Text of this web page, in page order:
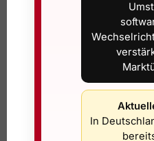
Viele Online-Rechner
auf dem Bildschirm gut aus,
der Praxis kippt die
falsche Standortwahl, zu
oder zu wenig
Ein Nordbalkon mit starker
als eine freie Süd- oder
Nachbargebäude, Bäume
In